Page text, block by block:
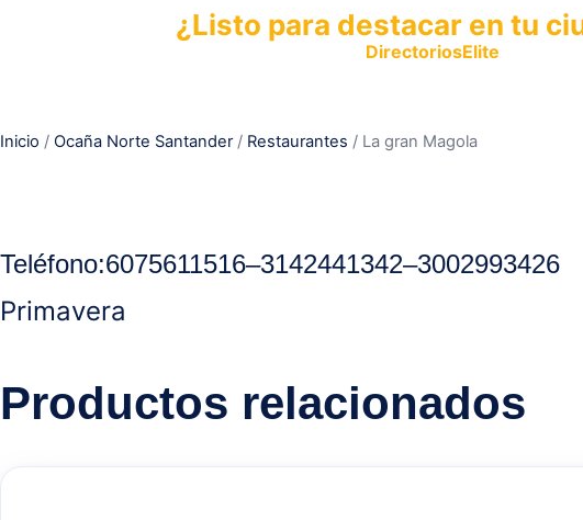
¿Listo para destacar en tu
DirectoriosElite
Inicio / Ocaña Norte Santander/ Restaurantes / La gran Magola
Teléfono:6075611516–3142441342–3002993426
Primavera
Productos relacionados